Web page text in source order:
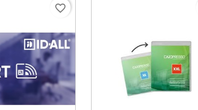
favorite_border